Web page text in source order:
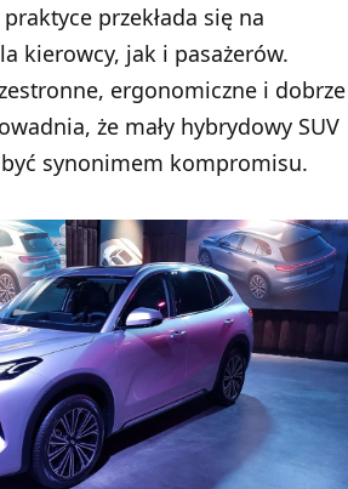
przekłada się na
kierowcy, jak i pasażerów.
ergonomiczne i dobrze
że mały hybrydowy SUV
być synonimem kompromisu.